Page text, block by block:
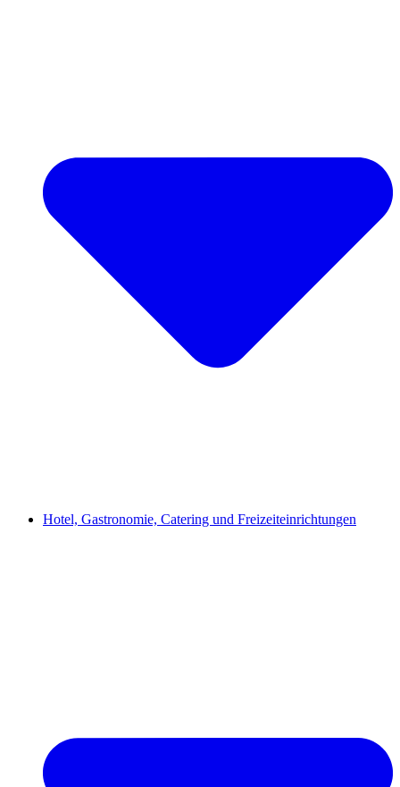
Hotel, Gastronomie, Catering und Freizeiteinrichtungen